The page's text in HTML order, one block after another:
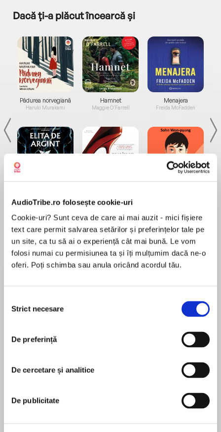
AudioTribe.ro folosește cookie-uri
Cookie-uri? Sunt ceva de care ai mai auzit - mici fișiere
text care permit salvarea setărilor și preferințelor tale pe
un site, ca tu să ai o experiență cât mai bună. Le vom
folosi numai cu permisiunea ta și îți mulțumim dacă ne-o
oferi. Poți schimba sau anula oricând acordul tău.
consimțământului
Strict necesare
De preferință
De cercetare și analitice
De publicitate
Dacă ți-a plăcut încearcă și
Pădurea norvegiană
Haruki Murakami
de...
Dani Francis
Hamnet
Maggie O'Farrell
la...
Lauren Weisberger
Menajera
Freida McFadden
Desprecarte
Sometimes Mr. Right couldn't be more wrong…
husband, Reenie Holbrook's once-perfect
marriage is over. For eleven years she had the
Reenie decides that the first step in recovering
from her ordeal is to find work; after all, she has
three young children to support. She's thrilled
În acest moment nu există recenzii
Brenda Novak
New York Times bestselling author Brenda Novak
has written over 80 novels. An eight-time Rita